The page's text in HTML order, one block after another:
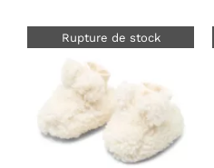
Rupture de stock
DÉTAILS